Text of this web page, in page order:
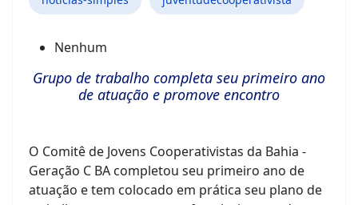
Nenhum
Grupo de trabalho completa seu primeiro ano
de atuação e promove encontro
O Comitê de Jovens Cooperativistas da Bahia -
Geração C BA completou seu primeiro ano de
atuação e tem colocado em prática seu plano de